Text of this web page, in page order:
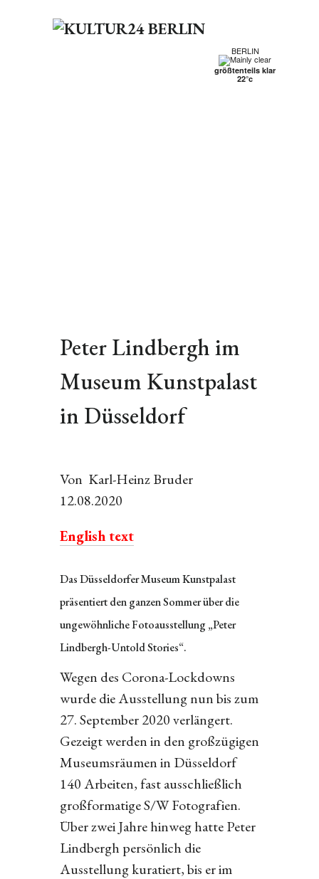
BERLIN
größtenteils klar
22°c
Peter Lindbergh im
Museum Kunstpalast
in Düsseldorf
Von Karl-Heinz Bruder
12.08.2020
English text
Das Düsseldorfer Museum Kunstpalast
präsentiert den ganzen Sommer über die
ungewöhnliche Fotoausstellung „Peter
Lindbergh-Untold Stories“.
Wegen des Corona-Lockdowns
wurde die Ausstellung nun bis zum
27. September 2020 verlängert.
Gezeigt werden in den großzügigen
Museumsräumen in Düsseldorf
140 Arbeiten, fast ausschließlich
großformatige S/W Fotografien.
Über zwei Jahre hinweg hatte Peter
Lindbergh persönlich die
Ausstellung kuratiert, bis er im